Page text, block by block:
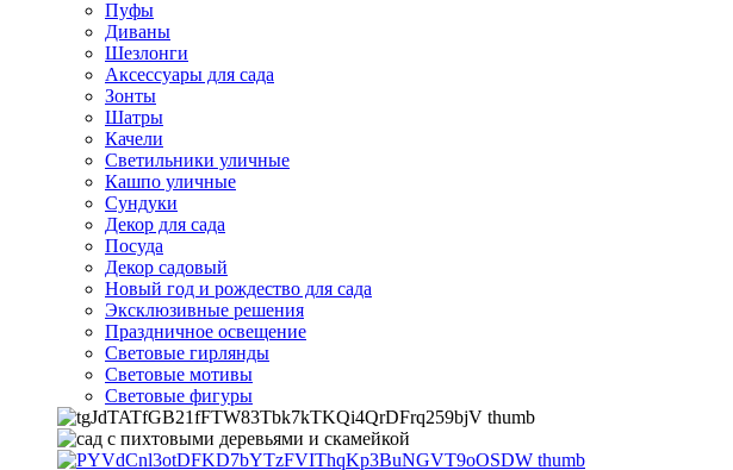
Пуфы
Диваны
Шезлонги
Аксессуары для сада
Зонты
Шатры
Качели
Cветильники уличные
Кашпо уличные
Сундуки
Декор для сада
Посуда
Декор садовый
Новый год и рождество для сада
Эксклюзивные решения
Праздничное освещение
Световые гирлянды
Световые мотивы
Световые фигуры